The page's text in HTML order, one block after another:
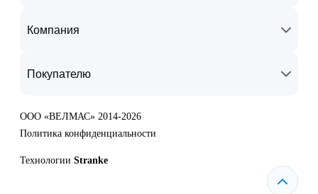
Компания
Покупателю
ООО «ВЕЛМАС» 2014-2026
Политика конфиденциальности
Технологии Stranke